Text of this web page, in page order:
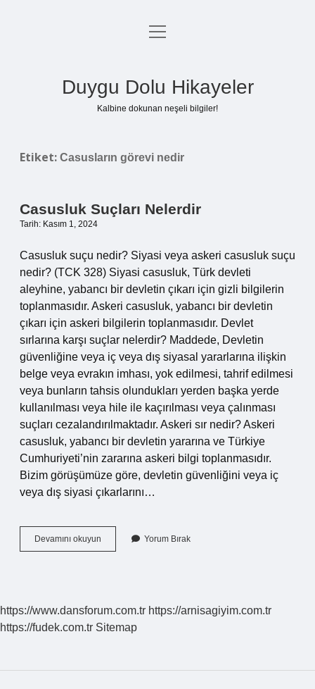
Anasayfa
menüyü
Duygu Dolu Hikayeler
Kalbine dokunan neşeli bilgiler!
Etiket: Casusların görevi nedir
Casusluk Suçları Nelerdir
Tarih: Kasım 1, 2024
Casusluk suçu nedir? Siyasi veya askeri casusluk suçu
nedir? (TCK 328) Siyasi casusluk, Türk devleti
aleyhine, yabancı bir devletin çıkarı için gizli bilgilerin
toplanmasıdır. Askeri casusluk, yabancı bir devletin
çıkarı için askeri bilgilerin toplanmasıdır. Devlet
sırlarına karşı suçlar nelerdir? Maddede, Devletin
güvenliğine veya iç veya dış siyasal yararlarına ilişkin
belge veya evrakın imhası, yok edilmesi, tahrif edilmesi
veya bunların tahsis olundukları yerden başka yerde
kullanılması veya hile ile kaçırılması veya çalınması
suçları cezalandırılmaktadır. Askeri sır nedir? Askeri
casusluk, yabancı bir devletin yararına ve Türkiye
Cumhuriyeti’nin zararına askeri bilgi toplanmasıdır.
Bizim görüşümüze göre, devletin güvenliğini veya iç
veya dış siyasi çıkarlarını…
Devamını okuyun Casusluk
Suçları
Yorum Bırak
https://www.dansforum.com.tr https://arnisagiyim.com.tr
https://fudek.com.tr Sitemap